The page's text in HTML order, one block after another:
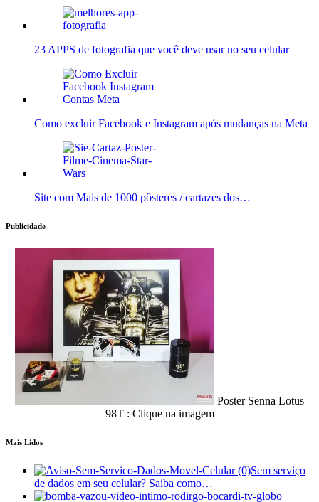
23 APPS de fotografia que você deve usar no seu celular
Como excluir Facebook e Instagram após mudanças na Meta
Site com Mais de 1000 pôsteres / cartazes dos…
Publicidade
Poster Senna Lotus
98T : Clique na imagem
Mais Lidos
Sem serviço
de dados em seu celular? Saiba como…